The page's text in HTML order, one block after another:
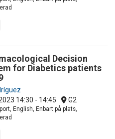
Decision
for Diabetics patients
14:30 - 14:45 G2
English, Enbart på plats,